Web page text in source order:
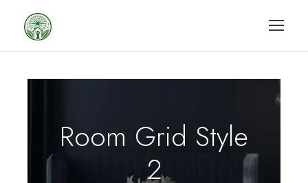
Room Grid Style
2